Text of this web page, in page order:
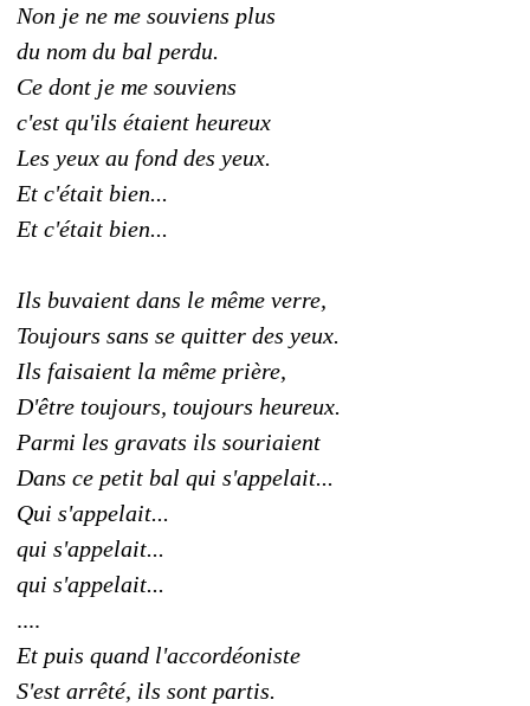
Non je ne me souviens plus
du nom du bal perdu.
Ce dont je me souviens
c'est qu'ils étaient heureux
Les yeux au fond des yeux.
Et c'était bien...
Et c'était bien...
Ils buvaient dans le même verre,
Toujours sans se quitter des yeux.
Ils faisaient la même prière,
D'être toujours, toujours heureux.
Parmi les gravats ils souriaient
Dans ce petit bal qui s'appelait...
Qui s'appelait...
qui s'appelait...
qui s'appelait...
....
Et puis quand l'accordéoniste
S'est arrêté, ils sont partis.